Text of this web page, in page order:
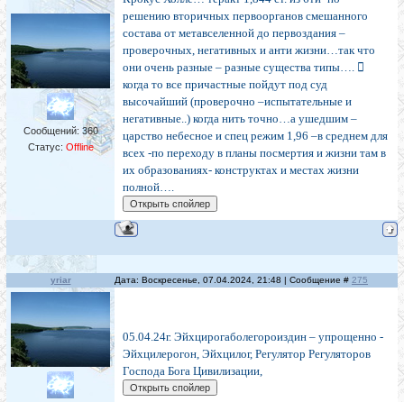
Сообщений: 360
Статус: Offline
решению вторичных первоорганов смешанного
состава от метавселенной до первоздания –
проверочных, негативных и анти жизни…так что
они очень разные – разные существа типы…. 
когда то все причастные пойдут под суд
высочайший (проверочно –испытательные и
негативные..) когда нить точно…а ушедшим –
царство небесное и спец режим 1,96 –в среднем для
всех -по переходу в планы посмертия и жизни там в
их образованиях- конструктах и местах жизни
полной….
yriar Дата: Воскресенье, 07.04.2024, 21:48 | Сообщение # 275
05.04.24г. Эйхцирогаболегороиздин – упрощенно -
Эйхцилерогон, Эйхцилог, Регулятор Регуляторов
Господа Бога Цивилизации,